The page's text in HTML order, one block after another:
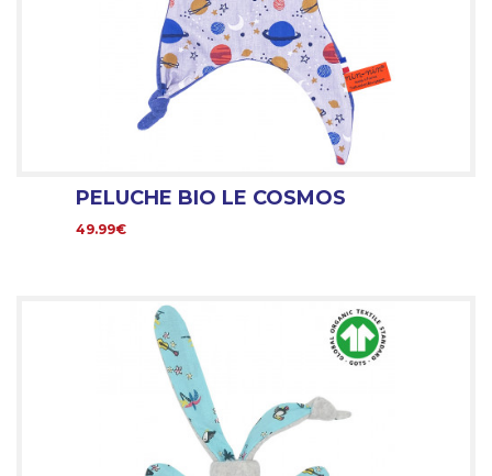
PELUCHE BIO LE COSMOS
49.99€